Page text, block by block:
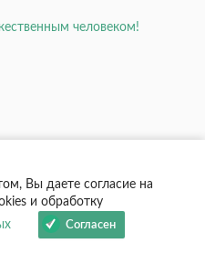
Вы даете согласие на
и обработку
Согласен